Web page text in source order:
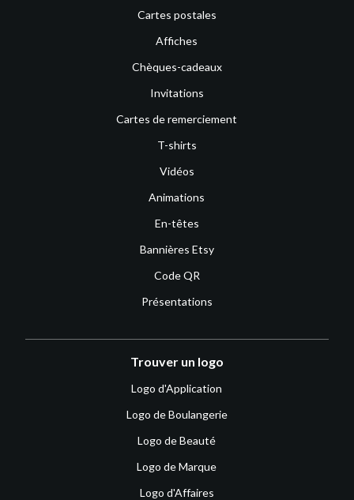
Cartes postales
Affiches
Chèques-cadeaux
Invitations
Cartes de remerciement
T-shirts
Vidéos
Animations
En-têtes
Bannières Etsy
Code QR
Présentations
Trouver un logo
Logo d'Application
Logo de Boulangerie
Logo de Beauté
Logo de Marque
Logo d'Affaires